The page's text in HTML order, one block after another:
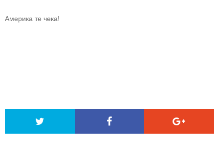
Америка те чека!